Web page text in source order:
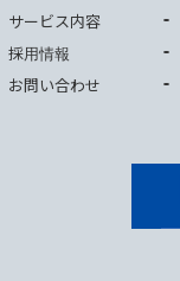
サービス内容
採用情報
お問い合わせ